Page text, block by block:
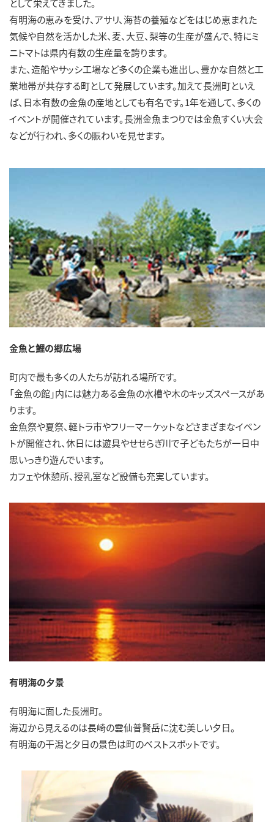
として栄えてきました。
有明海の恵みを受け、アサリ、海苔の養殖などをはじめ恵まれた
気候や自然を活かした米、麦、大豆、梨等の生産が盛んで、特にミ
ニトマトは県内有数の生産量を誇ります。
また、造船やサッシ工場など多くの企業も進出し、豊かな自然と工
業地帯が共存する町として発展しています。加えて長洲町といえ
ば、日本有数の金魚の産地としても有名です。1年を通して、多くの
イベントが開催されています。長洲金魚まつりでは金魚すくい大会
などが行われ、多くの賑わいを見せます。
金魚と鯉の郷広場
町内で最も多くの人たちが訪れる場所です。
「金魚の館」内には魅力ある金魚の水槽や木のキッズスペースがあ
ります。
金魚祭や夏祭、軽トラ市やフリーマーケットなどさまざまなイベン
トが開催され、休日には遊具やせせらぎ川で子どもたちが一日中
思いっきり遊んでいます。
カフェや休憩所、授乳室など設備も充実しています。
有明海の夕景
有明海に面した長洲町。
海辺から見えるのは長崎の雲仙普賢岳に沈む美しい夕日。
有明海の干潟と夕日の景色は町のベストスポットです。